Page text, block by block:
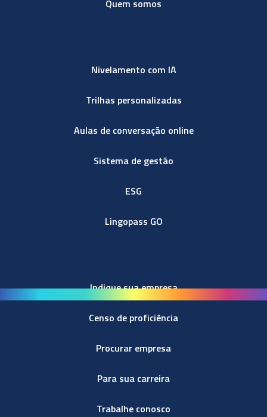
Quem somos
Nivelamento com IA
Trilhas personalizadas
Aulas de conversação online
Sistema de gestão
ESG
Lingopass GO
Indique sua empresa
Censo de proficiência
Procurar empresa
Para sua carreira
Trabalhe conosco